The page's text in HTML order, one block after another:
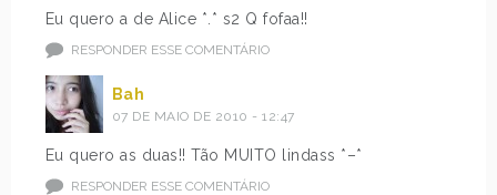
Eu quero a de Alice *.* s2 Q fofaa!!
RESPONDER ESSE COMENTÁRIO
Bah
07 DE MAIO DE 2010 - 12:47
Eu quero as duas!! Tão MUITO lindass *–*
RESPONDER ESSE COMENTÁRIO